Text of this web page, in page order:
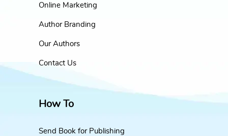
Online Marketing
Author Branding
Our Authors
Contact Us
How To
Send Book for Publishing